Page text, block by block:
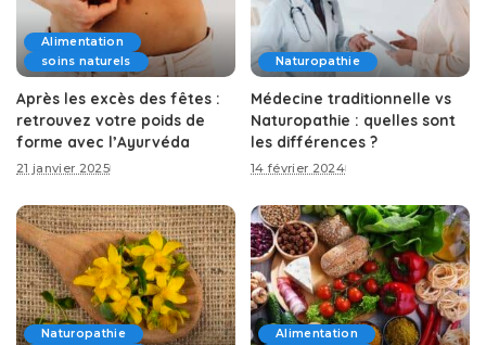
Alimentation
soins naturels
Après les excès des fêtes :
retrouvez votre poids de
forme avec l’Ayurvéda
21 janvier 2025
Naturopathie
Médecine traditionnelle vs
Naturopathie : quelles sont
les différences ?
14 février 2024
Naturopathie
Alimentation